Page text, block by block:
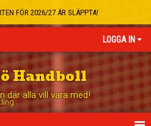
FÖR 2026/27 ÄR SLÄPPTA!
LOGGA IN
Handboll
där alla vill vara med!